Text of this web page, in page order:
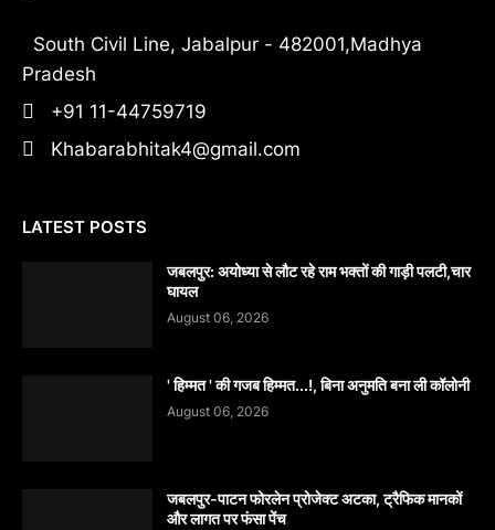
South Civil Line, Jabalpur - 482001,Madhya
Pradesh
+91 11-44759719
Khabarabhitak4@gmail.com
LATEST POSTS
जबलपुर: अयोध्या से लौट रहे राम भक्तों की गाड़ी पलटी,चार
घायल
August 06, 2026
' हिम्मत ' की गजब हिम्मत...!, बिना अनुमति बना ली कॉलोनी
August 06, 2026
जबलपुर-पाटन फोरलेन प्रोजेक्ट अटका, ट्रैफिक मानकों
और लागत पर फंसा पेंच